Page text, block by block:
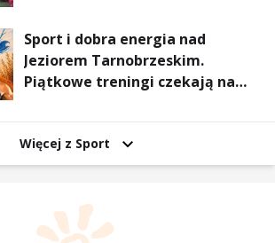
Sport i dobra energia nad
Jeziorem Tarnobrzeskim.
Piątkowe treningi czekają na
Więcej z Sport